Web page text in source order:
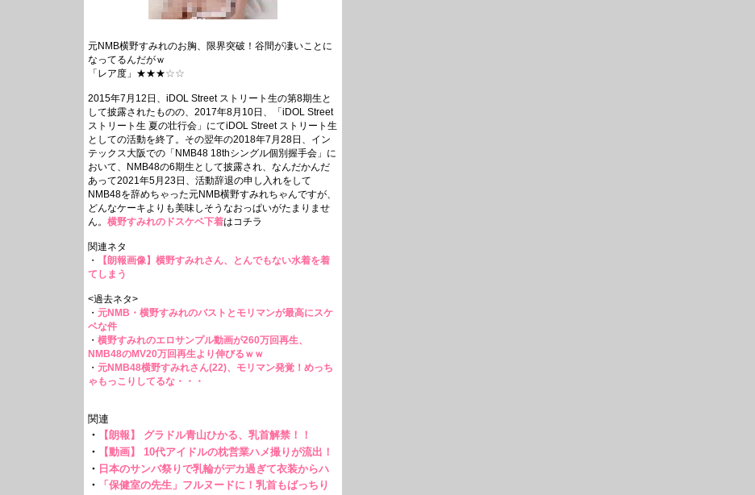
元NMB横野すみれのお胸、限界突破！谷間が凄いことに
なってるんだがｗ
「レア度」★★★☆☆
2015年7月12日、iDOL Street ストリート生の第8期生と
して披露されたものの、2017年8月10日、「iDOL Street
ストリート生 夏の壮行会」にてiDOL Street ストリート生
としての活動を終了。その翌年の2018年7月28日、イン
テックス大阪での「NMB48 18thシングル個別握手会」に
おいて、NMB48の6期生として披露され、なんだかんだ
あって2021年5月23日、活動辞退の申し入れをして
NMB48を辞めちゃった元NMB横野すみれちゃんですが、
どんなケーキよりも美味しそうなおっぱいがたまりませ
ん。 横野すみれのドスケベ下着はコチラ
関連ネタ
・
【朗報画像】横野すみれさん、とんでもない水着を着
てしまう
<過去ネタ>
・ 元NMB・横野すみれのバストとモリマンが最高にスケ
ベな件
・ 横野すみれのエロサンプル動画が260万回再生、
NMB48のMV20万回再生より伸びるｗｗ
・ 元NMB48横野すみれさん(22)、モリマン発覚！めっち
ゃもっこりしてるな・・・